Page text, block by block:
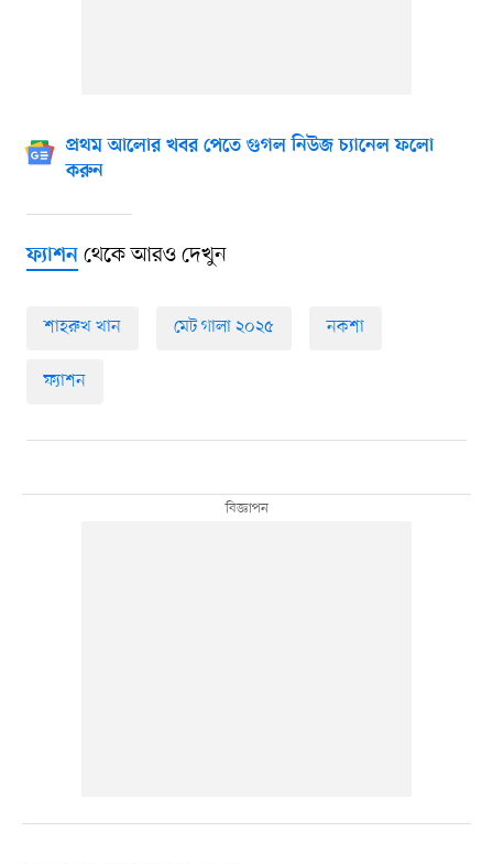
প্রথম আলোর খবর পেতে গুগল নিউজ চ্যানেল ফলো
করুন
ফ্যাশনথেকে আরও দেখুন
শাহরুখ খান মেট গালা ২০২৫ নকশা
ফ্যাশন